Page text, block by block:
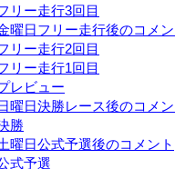
リー走行3回目
曜日フリー走行後のコメ
リー走行2回目
リー走行1回目
レビュー
曜日決勝レース後のコメ
勝
曜日公式予選後のコメント
式予選